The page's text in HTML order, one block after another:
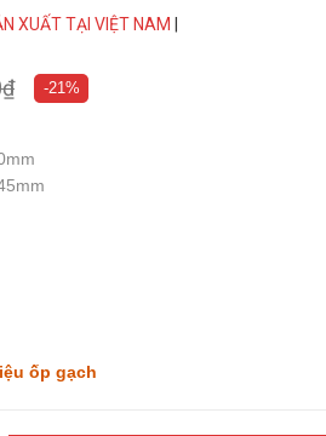
XUẤT TẠI VIỆT NAM
-21%
ốp gạch